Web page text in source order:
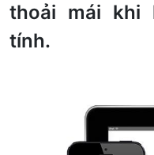
thoải mái khi
tính.